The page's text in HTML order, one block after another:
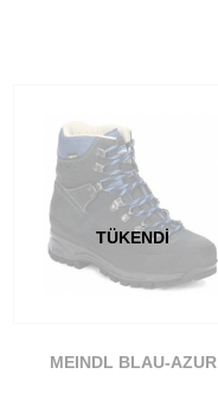
TÜKENDI
MEINDL BLAU-AZUR